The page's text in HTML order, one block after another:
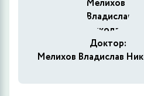
Доктор:
Мелихов Владислав